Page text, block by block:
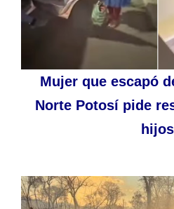
Mujer que escapó
Norte Potosí pide
hijos